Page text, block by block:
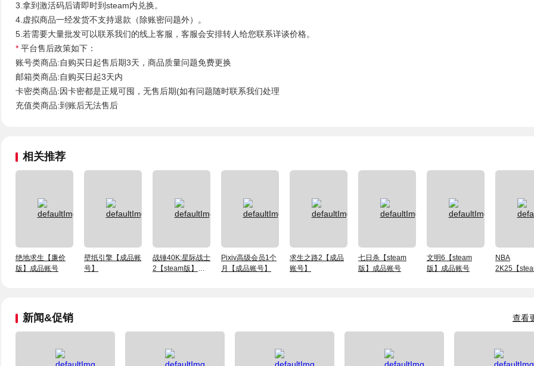
3.拿到激活码后请即时到steam内兑换。
4.虚拟商品一经发货不支持退款（除账密问题外）。
5.若需要大量批发可以联系我们的线上客服，客服会安排转人给您联系详谈价格。
* 平台售后政策如下：
账号类商品:自购买日起售后期3天，商品质量问题免费更换
邮箱类商品:自购买日起3天内
卡密类商品:因卡密都是正规可囤，无售后期(如有问题随时联系我们处理
充值类商品:到账后无法售后
相关推荐
绝地求生【廉价
版】成品账号
壁纸引擎【成品账
号】
战锤40K:星际战士
2【steam版】成
Pixiv高级会员1个
月【成品账号】
求生之路2【成品
账号】
七日杀【steam
版】成品账号
文明6【steam
版】成品账号
NBA
2K25【
新闻&促销 查看